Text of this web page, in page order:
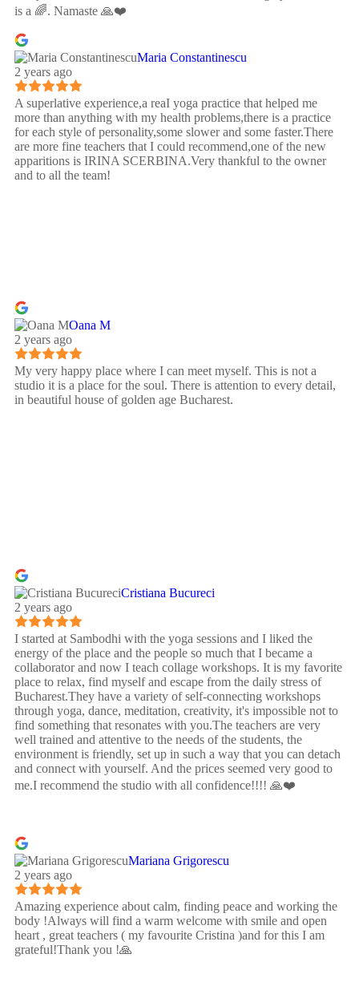
is a 🌈. Namaste 🙏❤️
Maria Constantinescu
2 years ago
A superlative experience,a reaI yoga practice that helped me
more than anything with my health problems,there is a practice
for each style of personality,some slower and some faster.There
are more fine teachers that I could recommend,one of the new
apparitions is IRINA SCERBINA.Very thankful to the owner
and to all the team!
Oana M
2 years ago
My very happy place where I can meet myself. This is not a
studio it is a place for the soul. There is attention to every detail,
in beautiful house of golden age Bucharest.
Cristiana Bucureci
2 years ago
I started at Sambodhi with the yoga sessions and I liked the
energy of the place and the people so much that I became a
collaborator and now I teach collage workshops. It is my favorite
place to relax, find myself and escape from the daily stress of
Bucharest.They have a variety of self-connecting workshops
through yoga, dance, meditation, creativity, it's impossible not to
find something that resonates with you.The teachers are very
well trained and attentive to the needs of the students, the
environment is friendly, set up in such a way that you can detach
and connect with yourself. And the prices seemed very good to
me.I recommend the studio with all confidence!!!! 🙏❤️
Mariana Grigorescu
2 years ago
Amazing experience about calm, finding peace and working the
body !Always will find a warm welcome with smile and open
heart , great teachers ( my favourite Cristina )and for this I am
grateful!Thank you !🙏